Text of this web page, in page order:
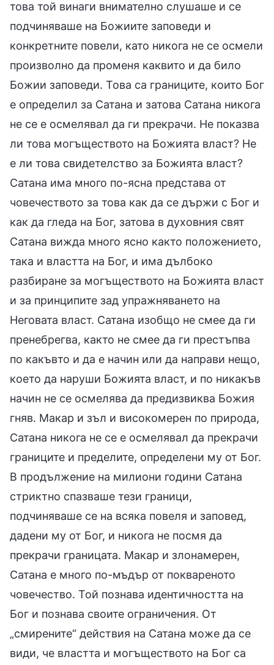
това той винаги внимателно слушаше и се
подчиняваше на Божиите заповеди и
конкретните повели, като никога не се осмели
произволно да променя каквито и да било
Божии заповеди. Това са границите, които Бог
е определил за Сатана и затова Сатана никога
не се е осмелявал да ги прекрачи. Не показва
ли това могъществото на Божията власт? Не
е ли това свидетелство за Божията власт?
Сатана има много по-ясна представа от
човечеството за това как да се държи с Бог и
как да гледа на Бог, затова в духовния свят
Сатана вижда много ясно както положението,
така и властта на Бог, и има дълбоко
разбиране за могъществото на Божията власт
и за принципите зад упражняването на
Неговата власт. Сатана изобщо не смее да ги
пренебрегва, както не смее да ги престъпва
по какъвто и да е начин или да направи нещо,
което да наруши Божията власт, и по никакъв
начин не се осмелява да предизвиква Божия
гняв. Макар и зъл и високомерен по природа,
Сатана никога не се е осмелявал да прекрачи
границите и пределите, определени му от Бог.
В продължение на милиони години Сатана
стриктно спазваше тези граници,
подчиняваше се на всяка повеля и заповед,
дадени му от Бог, и никога не посмя да
прекрачи границата. Макар и злонамерен,
Сатана е много по-мъдър от поквареното
човечество. Той познава идентичността на
Бог и познава своите ограничения. От
„смирените“ действия на Сатана може да се
види, че властта и могъществото на Бог са